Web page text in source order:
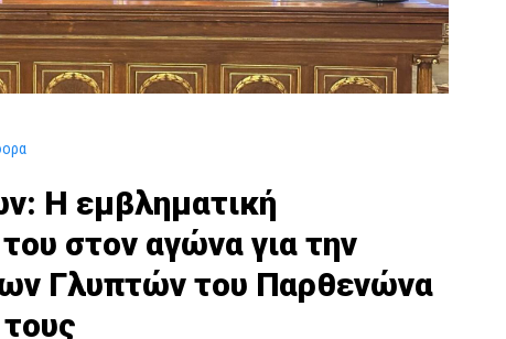
Η εμβληματική
στον αγώνα για την
Γλυπτών του Παρθενώνα